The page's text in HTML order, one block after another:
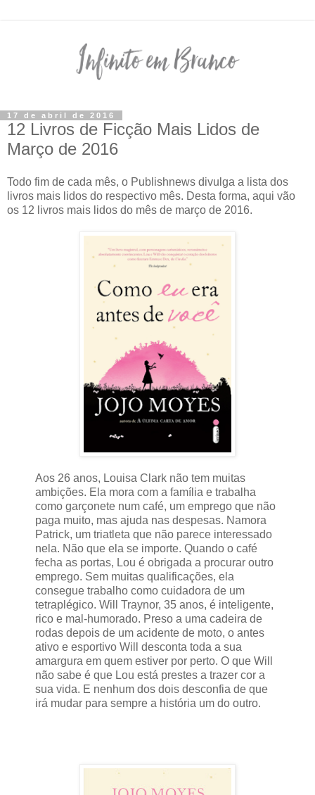
17 de abril de 2016
12 Livros de Ficção Mais Lidos de
Março de 2016
Todo fim de cada mês, o Publishnews divulga a lista dos
livros mais lidos do respectivo mês. Desta forma, aqui vão
os 12 livros mais lidos do mês de março de 2016.
Aos 26 anos, Louisa Clark não tem muitas
ambições. Ela mora com a família e trabalha
como garçonete num café, um emprego que não
paga muito, mas ajuda nas despesas. Namora
Patrick, um triatleta que não parece interessado
nela. Não que ela se importe. Quando o café
fecha as portas, Lou é obrigada a procurar outro
emprego. Sem muitas qualificações, ela
consegue trabalho como cuidadora de um
tetraplégico. Will Traynor, 35 anos, é inteligente,
rico e mal-humorado. Preso a uma cadeira de
rodas depois de um acidente de moto, o antes
ativo e esportivo Will desconta toda a sua
amargura em quem estiver por perto. O que Will
não sabe é que Lou está prestes a trazer cor a
sua vida. E nenhum dos dois desconfia de que
irá mudar para sempre a história um do outro.